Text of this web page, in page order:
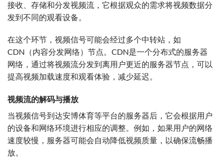
接收、存储和分发视频流，它根据观众的需求将视频数据分
发到不同的观看设备。
在这个环节，视频信号可能会经过多个中转站，如
CDN（内容分发网络）节点。CDN是一个分布式的服务器
网络，通过将视频流分发到离用户更近的服务器节点，可以
提高视频加载速度和观看体验，减少延迟。
视频流的解码与播放
当视频信号到达安博体育等平台的服务器后，它会根据用户
的设备和网络环境进行相应的调整。例如，如果用户的网络
速度较慢，服务器可能会自动降低视频质量，以确保流畅播
放。